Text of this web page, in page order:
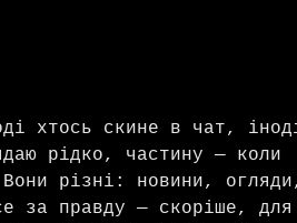
хтось скине в чат,
рідко, частину — коли
різні: новини,
за правду — скоріше, для